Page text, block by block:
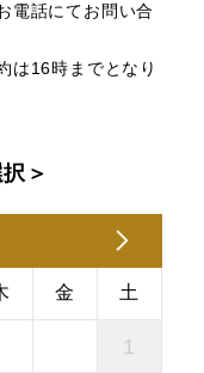
電話にてお問い合
は16時までとなり
＞
金 土
1